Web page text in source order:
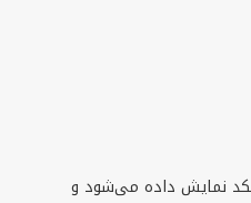
نمایش داده می‌شود و